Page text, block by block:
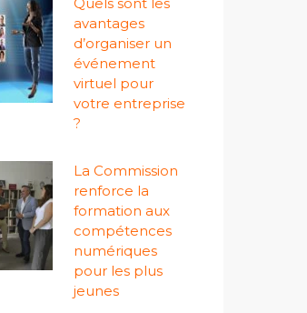
avantages
d’organiser un
événement
virtuel pour
votre entreprise
?
La Commission
renforce la
formation aux
compétences
numériques
pour les plus
jeunes